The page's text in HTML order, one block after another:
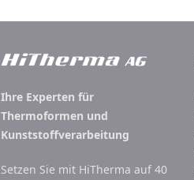
Ihre Experten für
Thermoformen und
Kunststoffverarbeitung
Setzen Sie mit HiTherma auf 40